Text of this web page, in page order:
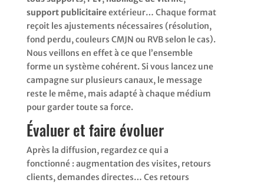
support publicitaireextérieur… Chaque format
reçoit les ajustements nécessaires (résolution,
fond perdu, couleurs CMJN ou RVB selon le cas).
Nous veillons en effet à ce que l’ensemble
forme un système cohérent. Si vous lancez une
campagne sur plusieurs canaux, le message
reste le même, mais adapté à chaque médium
pour garder toute sa force.
Évaluer et faire évoluer
Après la diffusion, regardez ce qui a
fonctionné : augmentation des visites, retours
clients, demandes directes… Ces retours